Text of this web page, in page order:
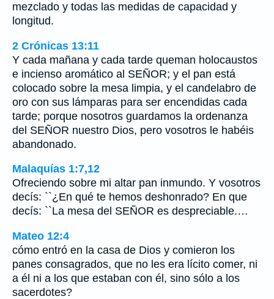
mezclado y todas las medidas de capacidad y
longitud.
2 Crónicas 13:11
Y cada mañana y cada tarde queman holocaustos
e incienso aromático al SEÑOR; y el pan está
colocado sobre la mesa limpia, y el candelabro de
oro con sus lámparas para ser encendidas cada
tarde; porque nosotros guardamos la ordenanza
del SEÑOR nuestro Dios, pero vosotros le habéis
abandonado.
Malaquías 1:7,12
Ofreciendo sobre mi altar pan inmundo. Y vosotros
decís: ``¿En qué te hemos deshonrado? En que
decís: ``La mesa del SEÑOR es despreciable.…
Mateo 12:4
cómo entró en la casa de Dios y comieron los
panes consagrados, que no les era lícito comer, ni
a él ni a los que estaban con él, sino sólo a los
sacerdotes?